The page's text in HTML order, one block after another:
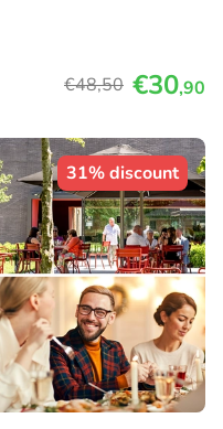
€48,50 €30,90
31% discount